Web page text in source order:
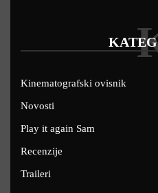
Kinematografski ovisnik
Novosti
Play it again Sam
Recenzije
Traileri